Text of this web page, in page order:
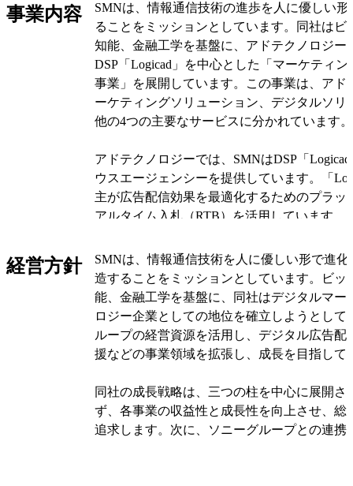
事業内容
SMNは、情報通信技術の進歩を人に優しい
ることをミッションとしています。同社はビ
知能、金融工学を基盤に、アドテクノロジー
DSP「Logicad」を中心とした「マーケティ
事業」を展開しています。この事業は、アド
ーケティングソリューション、デジタルソリ
他の4つの主要なサービスに分かれています。
アドテクノロジーでは、SMNはDSP「
ウスエージェンシーを提供しています。「
主が広告配信効果を最適化するためのプラッ
アルタイム入札（RTB）を活用しています。
ることが可能です。また、デジタルハウスエ
広告主のデジタルマーケティング活動の内製
マーケティングソリューションでは、SMN
SMT株式会社が「SCAN」というクローズド
サービスを提供しています。このサービスは
しています。
デジタルソリューションでは、SMNの子会
経営方針
SMNは、情報通信技術を人に優しい形で進
造することをミッションとしています。ビッ
能、金融工学を基盤に、同社はデジタルマー
ロジー企業としての地位を確立しようとして
ループの経営資源を活用し、デジタル広告配
援などの事業領域を拡張し、成長を目指して
同社の成長戦略は、三つの柱を中心に展開さ
ず、各事業の収益性と成長性を向上させ、総
追求します。次に、ソニーグループとの連携